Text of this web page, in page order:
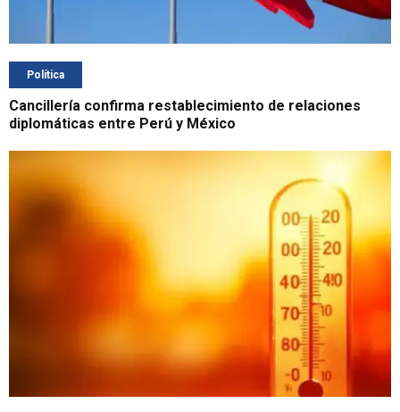
Política
Cancillería confirma restablecimiento de relaciones
diplomáticas entre Perú y México